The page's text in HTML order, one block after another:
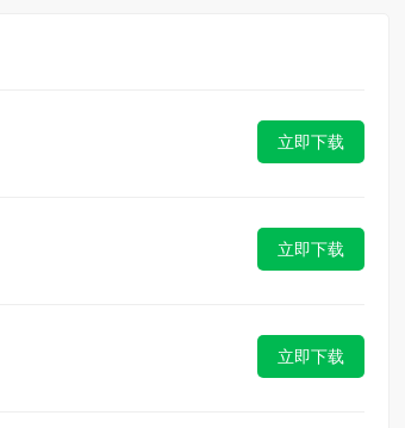
立即下载
立即下载
立即下载